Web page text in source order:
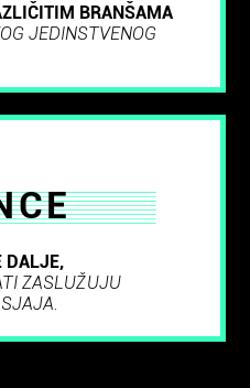
BRANŠAMA
JEDINSTVENOG
DALJE,
ZASLUŽUJU